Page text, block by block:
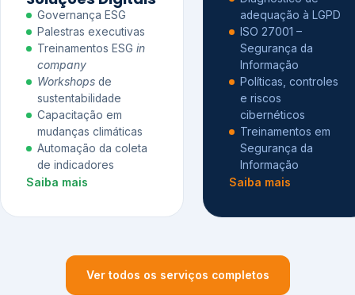
Governança ESG
Palestras executivas
Treinamentos ESG in
company
Workshops de
sustentabilidade
Capacitação em
mudanças climáticas
Automação da coleta
de indicadores
Saiba mais
adequação à LGPD
ISO 27001 –
Segurança da
Informação
Políticas, controles
e riscos
cibernéticos
Treinamentos em
Segurança da
Informação
Saiba mais
Ver todos os serviços completos